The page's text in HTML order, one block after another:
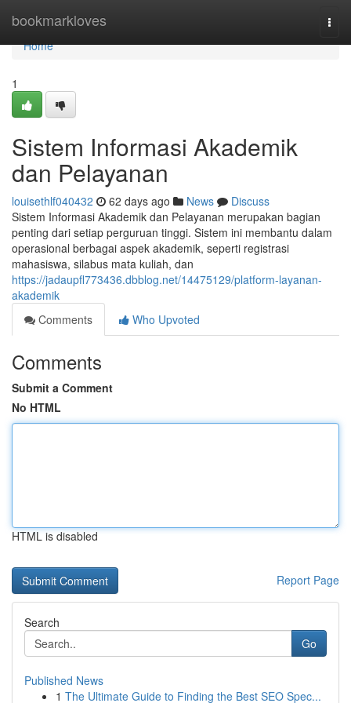
bookmarkloves
Home
Home
1
Sistem Informasi Akademik
dan Pelayanan
louisethlf040432 62 days ago News
Discuss
Sistem Informasi Akademik dan Pelayanan merupakan bagian
penting dari setiap perguruan tinggi. Sistem ini membantu dalam
operasional berbagai aspek akademik, seperti registrasi
mahasiswa, silabus mata kuliah, dan
https://jadaupfl773436.dbblog.net/14475129/platform-layanan-
akademik
Comments
Who Upvoted
Comments
Submit a Comment
No HTML
HTML is disabled
Report Page
Search
Go
Published News
1 The Ultimate Guide to Finding the Best SEO Spec...